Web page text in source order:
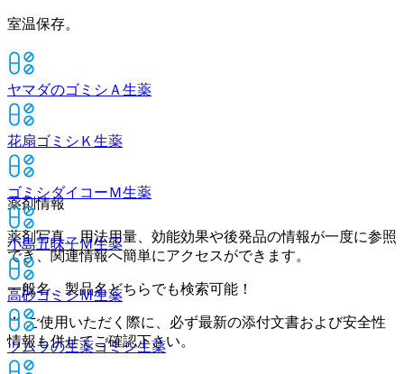
室温保存。
ヤマダのゴミシＡ 生薬
花扇ゴミシＫ 生薬
ゴミシダイコーＭ生薬
小島五味子Ｍ生薬
高砂ゴミシＭ生薬
ツムラの生薬ゴミシ生薬
薬剤情報
薬剤写真、用法用量、効能効果や後発品の情報が一度に参照
でき、関連情報へ簡単にアクセスができます。
一般名、製品名どちらでも検索可能！
※ ご使用いただく際に、必ず最新の添付文書および安全性
情報も併せてご確認下さい。